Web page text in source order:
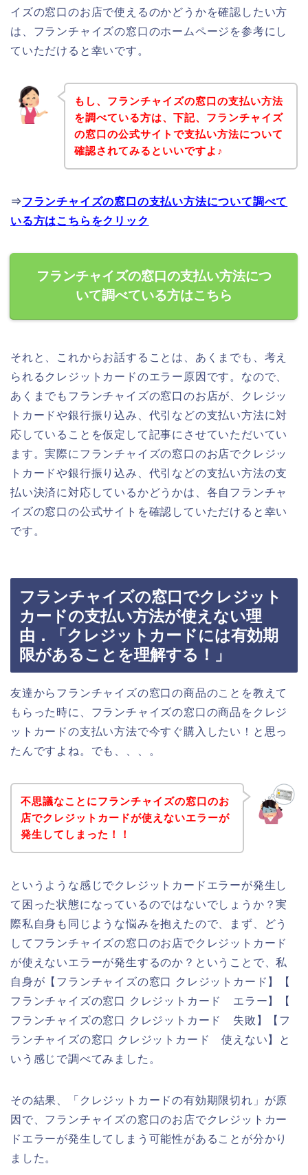
イズの窓口のお店で使えるのかどうかを確認したい方
は、フランチャイズの窓口のホームページを参考にし
ていただけると幸いです。
もし、フランチャイズの窓口の支払い方法
を調べている方は、下記、フランチャイズ
の窓口の公式サイトで支払い方法について
確認されてみるといいですよ♪
⇒フランチャイズの窓口の支払い方法について調べて
いる方はこちらをクリック
フランチャイズの窓口の支払い方法につ
いて調べている方はこちら
それと、これからお話することは、あくまでも、考え
られるクレジットカードのエラー原因です。なので、
あくまでもフランチャイズの窓口のお店が、クレジッ
トカードや銀行振り込み、代引などの支払い方法に対
応していることを仮定して記事にさせていただいてい
ます。実際にフランチャイズの窓口のお店でクレジッ
トカードや銀行振り込み、代引などの支払い方法の支
払い決済に対応しているかどうかは、各自フランチャ
イズの窓口の公式サイトを確認していただけると幸い
です。
フランチャイズの窓口でクレジット
カードの支払い方法が使えない理
由．「クレジットカードには有効期
限があることを理解する！」
友達からフランチャイズの窓口の商品のことを教えて
もらった時に、フランチャイズの窓口の商品をクレジ
ットカードの支払い方法で今すぐ購入したい！と思っ
たんですよね。でも、、、。
不思議なことにフランチャイズの窓口のお
店でクレジットカードが使えないエラーが
発生してしまった！！
というような感じでクレジットカードエラーが発生し
て困った状態になっているのではないでしょうか？実
際私自身も同じような悩みを抱えたので、まず、どう
してフランチャイズの窓口のお店でクレジットカード
が使えないエラーが発生するのか？ということで、私
自身が【フランチャイズの窓口 クレジットカード】【
フランチャイズの窓口 クレジットカード エラー】【
フランチャイズの窓口 クレジットカード 失敗】【フ
ランチャイズの窓口 クレジットカード 使えない】と
いう感じで調べてみました。
その結果、「クレジットカードの有効期限切れ」が原
因で、フランチャイズの窓口のお店でクレジットカー
ドエラーが発生してしまう可能性があることが分かり
ました。